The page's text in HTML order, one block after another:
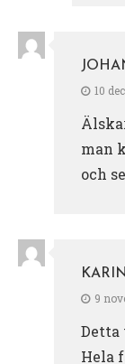
10
man
och
KARIN
9
Detta
Hela